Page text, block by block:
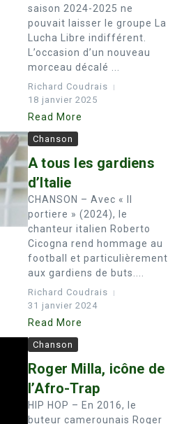
saison 2024-2025 ne
pouvait laisser le groupe La
Lucha Libre indifférent.
L’occasion d’un nouveau
morceau décalé ...
Richard Coudrais
18 janvier 2025
Read More
Chanson
A tous les gardiens
d’Italie
CHANSON – Avec « Il
portiere » (2024), le
chanteur italien Roberto
Cicogna rend hommage au
football et particulièrement
aux gardiens de buts....
Richard Coudrais
31 janvier 2024
Read More
Chanson
Roger Milla, icône de
l’Afro-Trap
HIP HOP – En 2016, le
buteur camerounais Roger